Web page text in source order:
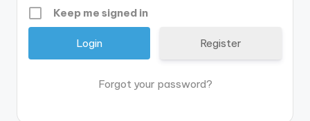
Keep me signed in
Register
Forgot your password?